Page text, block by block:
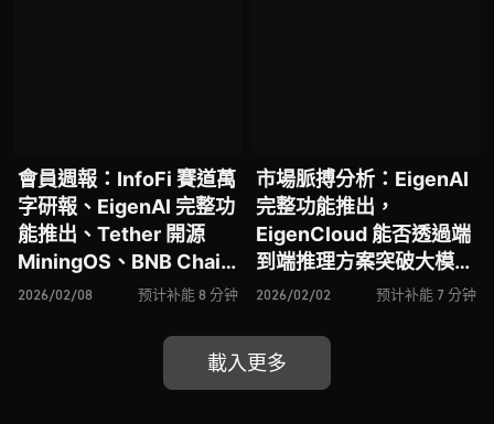
會員週報：InfoFi 賽道萬
字研報、EigenAI 完整功
能推出、Tether 開源
MiningOS、BNB Chain
BAP-578 新提案、
Web3 邁入新階段？
2026/02/08 预计补能 8 分钟
市場脈搏分析：EigenAI
完整功能推出，
EigenCloud 能否透過端
到端推理方案突破大模型
執行結果的不確定性？
2026/02/02 预计补能 7 分钟
載入更多